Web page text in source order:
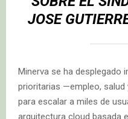
JOSE
Minerva se ha desplegado
prioritarias —empleo,
para escalar a miles de
arquitectura cloud basada